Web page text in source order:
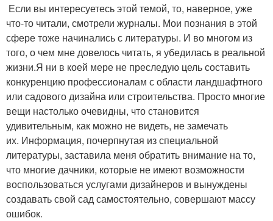
Если вы интересуетесь этой темой, то, наверное, уже
что-то читали, смотрели журналы. Мои познания в этой
сфере тоже начинались с литературы. И во многом из
того, о чем мне довелось читать, я убедилась в реальной
жизни.Я ни в коей мере не преследую цель составить
конкуренцию профессионалам с области ландшафтного
или садового дизайна или строительства. Просто многие
вещи настолько очевидны, что становится
удивительным, как можно не видеть, не замечать
их. Информация, почерпнутая из специальной
литературы, заставила меня обратить внимание на то,
что многие дачники, которые не имеют возможности
воспользоваться услугами дизайнеров и вынуждены
создавать свой сад самостоятельно, совершают массу
ошибок.